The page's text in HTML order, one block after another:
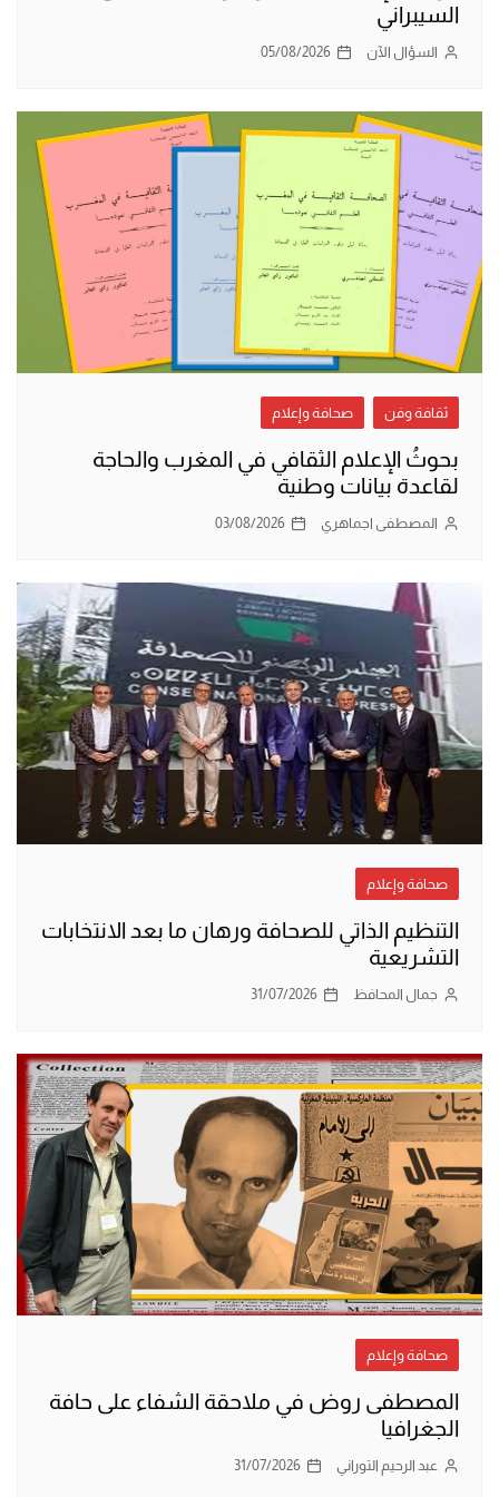
السيبراني
السؤال الآن 05/08/2026
ثقافة وفن صحافة وإعلام
بحوثُ الإعلام الثقافي في المغرب والحاجة
لقاعدة بيانات وطنية
المصطفى اجماهري 03/08/2026
صحافة وإعلام
التنظيم الذاتي للصحافة ورهان ما بعد الانتخابات
التشريعية
جمال المحافظ 31/07/2026
صحافة وإعلام
المصطفى روض في ملاحقة الشفاء على حافة
الجغرافيا
عبد الرحيم التوراني 31/07/2026